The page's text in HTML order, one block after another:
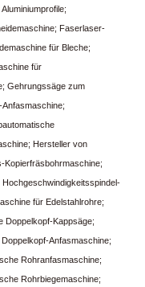
Faserlaser-
für Bleche;
für
Gehrungssäge zum
Hersteller von
Kopierfräsbohrmaschine;
Hochgeschwindigkeitsspindel-
für Edelstahlrohre;
Doppelkopf-Kappsäge;
Anfasmaschine;
Rohranfasmaschine;
Rohrbiegemaschine;